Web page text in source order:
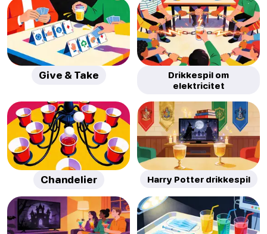
Give & Take
Drikkespil om
elektricitet
Chandelier Harry Potter drikkespil